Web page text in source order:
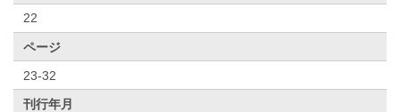
22
ページ
23-32
刊行年月